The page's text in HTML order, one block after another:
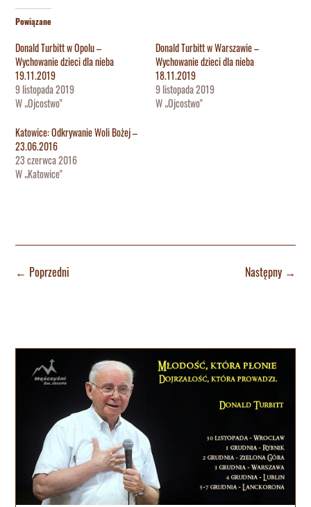
Powiązane
Donald Turbitt w Opolu –
Wychowanie dzieci dla nieba
19.11.2019
9 listopada 2019
W „Ojcostwo"
Donald Turbitt w Warszawie –
Wychowanie dzieci dla nieba
18.11.2019
9 listopada 2019
W „Ojcostwo"
Katowice: Odkrywanie Woli Bożej –
23.06.2016
23 czerwca 2016
W „Katowice"
← Poprzedni Następny→